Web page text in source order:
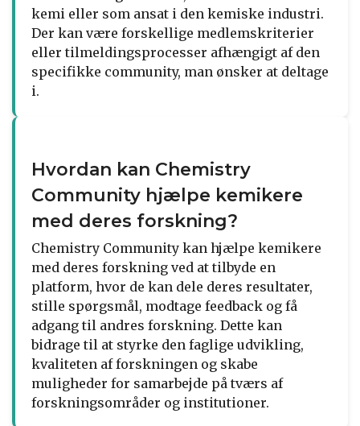
kemi eller som ansat i den kemiske industri.
Der kan være forskellige medlemskriterier
eller tilmeldingsprocesser afhængigt af den
specifikke community, man ønsker at deltage
i.
Hvordan kan Chemistry
Community hjælpe kemikere
med deres forskning?
Chemistry Community kan hjælpe kemikere
med deres forskning ved at tilbyde en
platform, hvor de kan dele deres resultater,
stille spørgsmål, modtage feedback og få
adgang til andres forskning. Dette kan
bidrage til at styrke den faglige udvikling,
kvaliteten af forskningen og skabe
muligheder for samarbejde på tværs af
forskningsområder og institutioner.